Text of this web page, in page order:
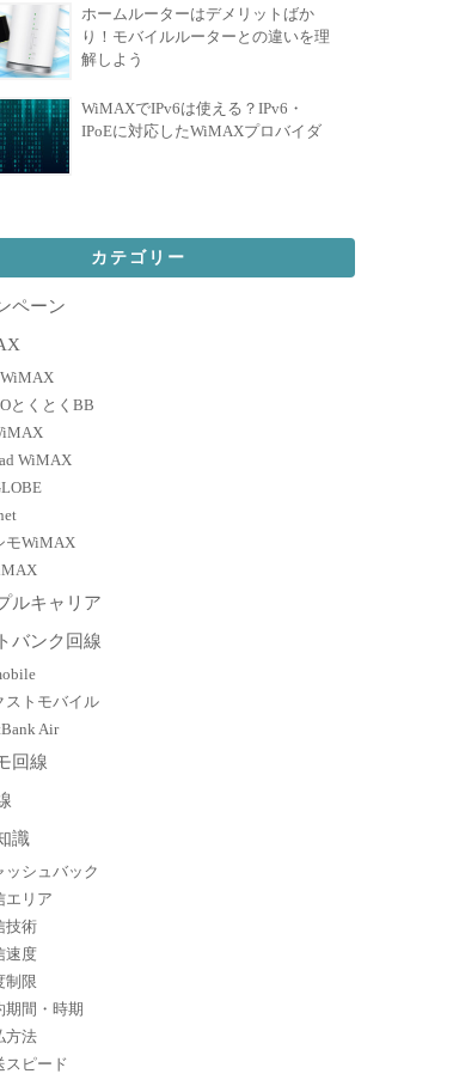
ホームルーターはデメリットばか
り！モバイルルーターとの違いを理
解しよう
WiMAXでIPv6は使える？IPv6・
IPoEに対応したWiMAXプロバイダ
カテゴリー
ペーン
とくとくBB
WiMAX
モWiMAX
ルキャリア
バンク回線
ストモバイル
Air
回線
識
ッシュバック
エリア
技術
速度
制限
期間・時期
方法
スピード